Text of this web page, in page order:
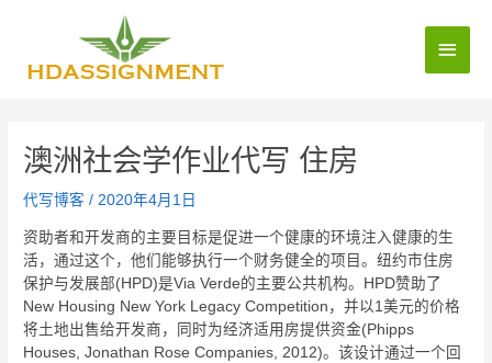
澳洲社会学作业代写 住房
代写博客 /2020年4月1日
资助者和开发商的主要目标是促进一个健康的环境注入健康的生
活，通过这个，他们能够执行一个财务健全的项目。纽约市住房
保护与发展部(HPD)是Via Verde的主要公共机构。HPD赞助了
New Housing New York Legacy Competition，并以1美元的价格
将土地出售给开发商，同时为经济适用房提供资金(Phipps
Houses, Jonathan Rose Companies, 2012)。该设计通过一个回